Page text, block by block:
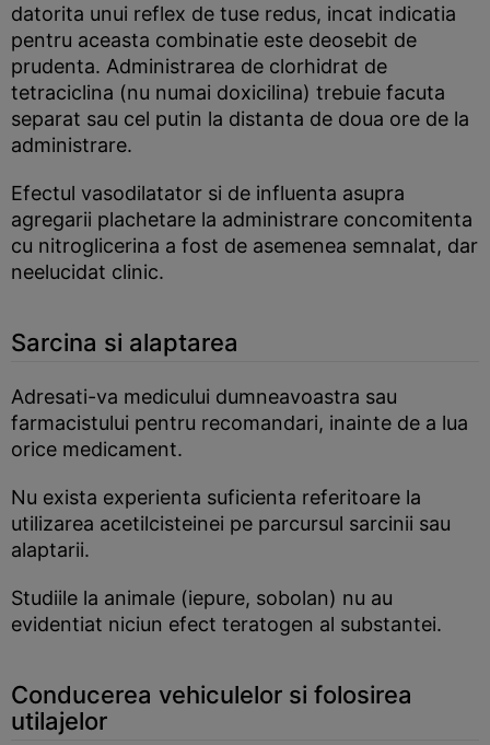
datorita unui reflex de tuse redus, incat indicatia
pentru aceasta combinatie este deosebit de
prudenta. Administrarea de clorhidrat de
tetraciclina (nu numai doxicilina) trebuie facuta
separat sau cel putin la distanta de doua ore de la
administrare.
Efectul vasodilatator si de influenta asupra
agregarii plachetare la administrare concomitenta
cu nitroglicerina a fost de asemenea semnalat, dar
neelucidat clinic.
Sarcina si alaptarea
Adresati-va medicului dumneavoastra sau
farmacistului pentru recomandari, inainte de a lua
orice medicament.
Nu exista experienta suficienta referitoare la
utilizarea acetilcisteinei pe parcursul sarcinii sau
alaptarii.
Studiile la animale (iepure, sobolan) nu au
evidentiat niciun efect teratogen al substantei.
Conducerea vehiculelor si folosirea
utilajelor